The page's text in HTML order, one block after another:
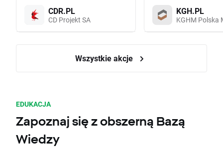
CDR.PL
CD Projekt SA
KGH.PL
KGHM Polska
Wszystkie akcje
EDUKACJA
Zapoznaj się z obszerną Bazą
Wiedzy